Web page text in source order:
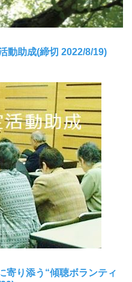
動助成(締切 2022/8/19)
寄り添う“傾聴ボランティ